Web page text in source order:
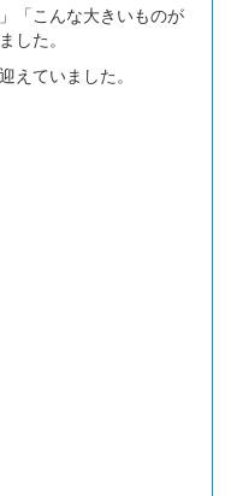
「こんな大きいものが
した。
えていました。